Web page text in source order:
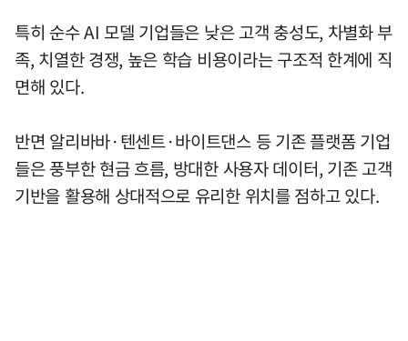
특히 순수 AI 모델 기업들은 낮은 고객 충성도, 차별화 부
족, 치열한 경쟁, 높은 학습 비용이라는 구조적 한계에 직
면해 있다.
반면 알리바바·텐센트·바이트댄스 등 기존 플랫폼 기업
들은 풍부한 현금 흐름, 방대한 사용자 데이터, 기존 고객
기반을 활용해 상대적으로 유리한 위치를 점하고 있다.